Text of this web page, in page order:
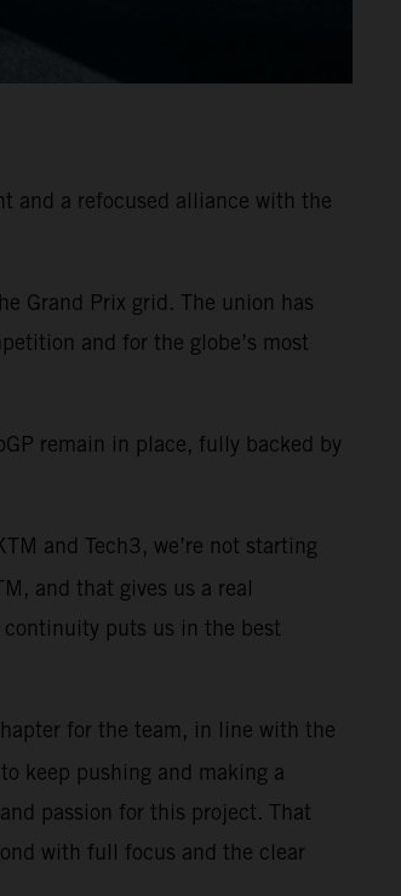
and a refocused alliance with the
Grand Prix grid. The union has
and for the globe’s most
remain in place, fully backed by
and Tech3, we’re not starting
and that gives us a real
continuity puts us in the best
for the team, in line with the
keep pushing and making a
passion for this project. That
with full focus and the clear